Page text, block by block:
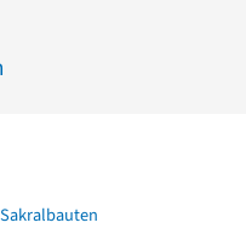
Sakralbauten